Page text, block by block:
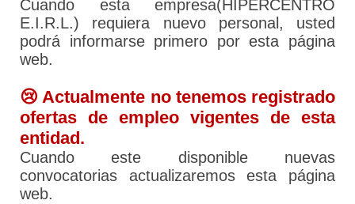
Cuando esta empresa(HIPERCENTRO
E.I.R.L.) requiera nuevo personal, usted
podrá informarse primero por esta página
web.
😢 Actualmente no tenemos registrado
ofertas de empleo vigentes de esta
entidad.
Cuando este disponible nuevas
convocatorias actualizaremos esta página
web.